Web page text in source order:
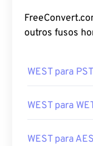
outros fusos
WEST para PST
WEST para
WEST para